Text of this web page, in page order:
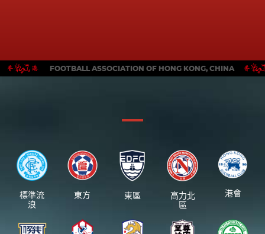
FOOTBALL ASSOCIATION OF HONG KONG, CHINA
標準流
浪
東方 東區
高力北
區
港會